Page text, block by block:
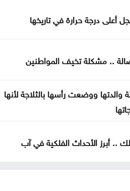
الأردن الداعمة للقدس
أعلى درجة حرارة في تاريخها
.. مشكلة تخيف المواطنين
ووضعت رأسها بالثلاجة لأنها
.. أبرز الأحداث الفلكية في آب